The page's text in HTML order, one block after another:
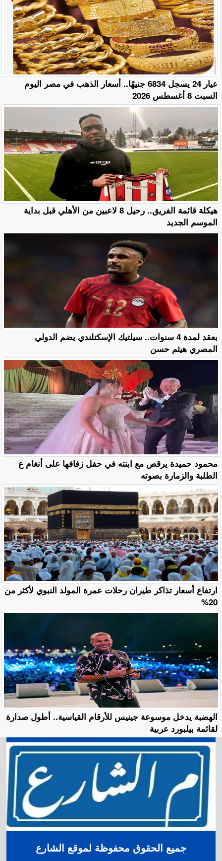
عيار 24 يسجل 6834 جنيهًا.. أسعار الذهب في مصر اليوم
السبت 8 أغسطس 2026
هيكلة قائمة الفريق.. رحيل 8 لاعبين من الأهلي قبل بداية
الموسم الجديد
بعقد لمدة 4 سنوات.. سيلتيك الإسكتلندي يضم الدولي
المصري هيثم حسن
محمود حميدة يرقص مع ابنته في حفل زفافها على أنغام ع
الطلبة والزمارة بصوته
ارتفاع أسعار تذاكر طيران رحلات عمرة المولد النبوي لأكثر من
20%
الهضبة يدخل موسوعة جينيس للأرقام القياسية.. أطول صدارة
لقائمة بيلبورد عربية
جميع الحقوق محفوظة لموقع الشارع